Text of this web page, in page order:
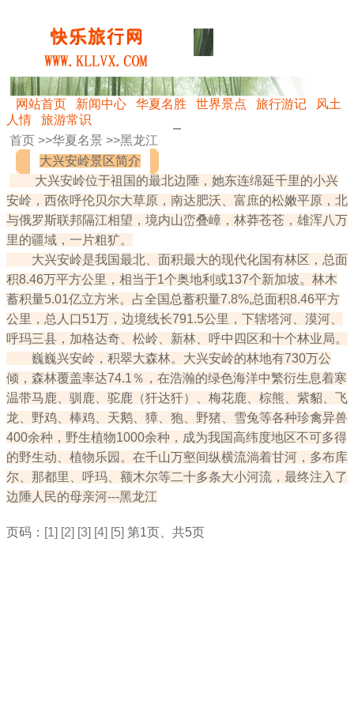
网站首页 新闻中心 华夏名胜 世界景点 旅行游记
风土
人情
旅游常识
首页 >>华夏名景 >>黑龙江
大兴安岭景区简介
大兴安岭位于祖国的最北边陲，她东连绵延千里的小兴
安岭，西依呼伦贝尔大草原，南达肥沃、富庶的松嫩平原，北
与俄罗斯联邦隔江相望，境内山峦叠嶂，林莽苍苍，雄浑八万
里的疆域，一片粗犷。
大兴安岭是我国最北、面积最大的现代化国有林区，总面
积8.46万平方公里，相当于1个奥地利或137个新加坡。林木
蓄积量5.01亿立方米。占全国总蓄积量7.8%,总面积8.46平方
公里，总人口51万，边境线长791.5公里，下辖塔河、漠河、
呼玛三县，加格达奇、松岭、新林、呼中四区和十个林业局。
巍巍兴安岭，积翠大森林。大兴安岭的林地有730万公
倾，森林覆盖率达74.1％，在浩瀚的绿色海洋中繁衍生息着寒
温带马鹿、驯鹿、驼鹿（犴达犴）、梅花鹿、棕熊、紫貂、飞
龙、野鸡、棒鸡、天鹅、獐、狍、野猪、雪兔等各种珍禽异兽
400余种，野生植物1000余种，成为我国高纬度地区不可多得
的野生动、植物乐园。在千山万壑间纵横流淌着甘河，多布库
尔、那都里、呼玛、额木尔等二十多条大小河流，最终注入了
边陲人民的母亲河---黑龙江
页码： [1] [2] [3] [4] [5] 第1页、共5页